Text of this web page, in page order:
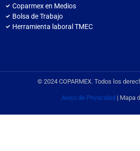
Coparmex en Medios
Bolsa de Trabajo
Herramienta laboral TMEC
© 2024 COPARMEX. Todos los
Aviso de Privacidad | Mapa